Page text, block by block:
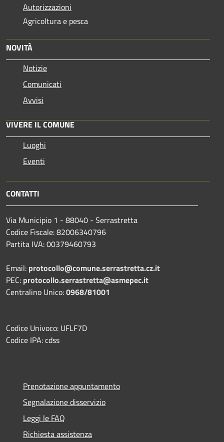
Autorizzazioni
Agricoltura e pesca
NOVITÀ
Notizie
Comunicati
Avvisi
VIVERE IL COMUNE
Luoghi
Eventi
CONTATTI
Via Municipio 1 - 88040 - Serrastretta
Codice Fiscale: 82006340796
Partita IVA: 00379460793
Email: protocollo@comune.serrastretta.cz.it
PEC: protocollo.serrastretta@asmepec.it
Centralino Unico:0968/81001
Codice Univoco: UFLF7D
Codice IPA: cdss
Prenotazione appuntamento
Segnalazione disservizio
Leggi le FAQ
Richiesta assistenza